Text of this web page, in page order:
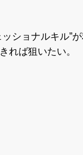
ショナルキル”
れば狙いたい。